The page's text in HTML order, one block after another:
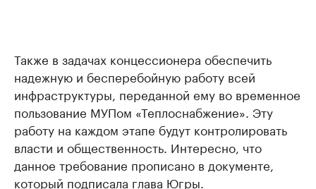
Также в задачах концессионера обеспечить
надежную и бесперебойную работу всей
инфраструктуры, переданной ему во временное
пользование МУПом «Теплоснабжение». Эту
работу на каждом этапе будут контролировать
власти и общественность. Интересно, что
данное требование прописано в документе,
который подписала глава Югры.